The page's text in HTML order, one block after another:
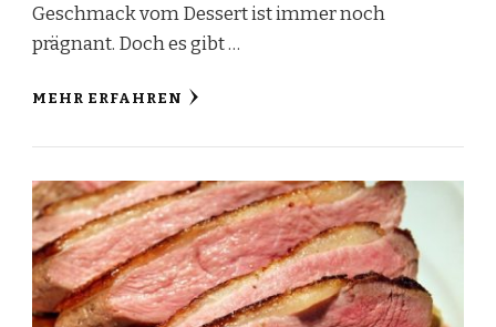
Geschmack vom Dessert ist immer noch
prägnant. Doch es gibt …
MEHR ERFAHREN